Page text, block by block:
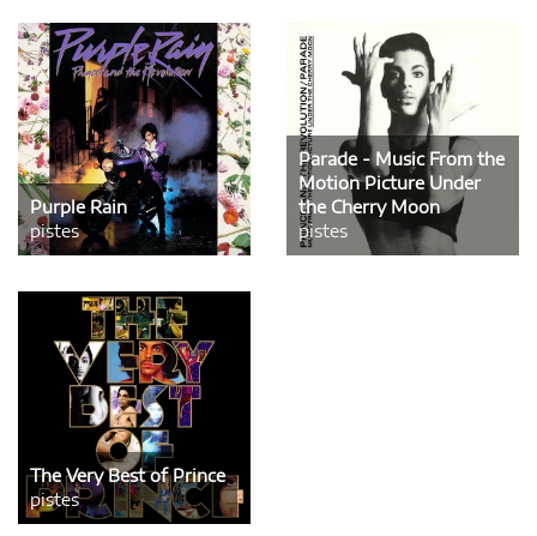
Purple Rain
pistes
Parade - Music From the
Motion Picture Under
the Cherry Moon
pistes
The Very Best of Prince
pistes